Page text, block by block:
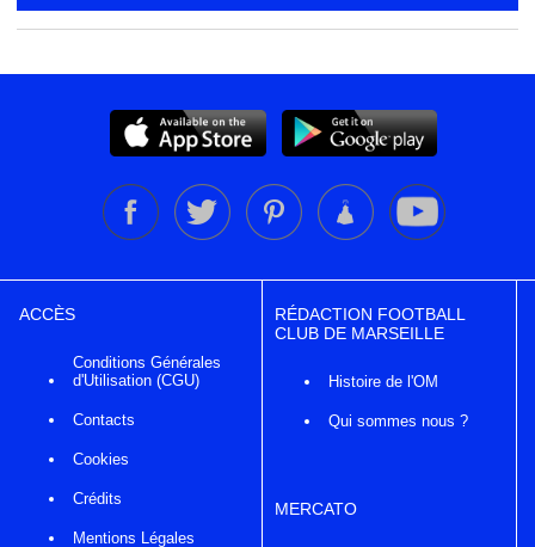
ACCÈS
Conditions Générales
d'Utilisation (CGU)
Contacts
Cookies
Crédits
Mentions Légales
RÉDACTION FOOTBALL
CLUB DE MARSEILLE
Histoire de l'OM
Qui sommes nous ?
MERCATO